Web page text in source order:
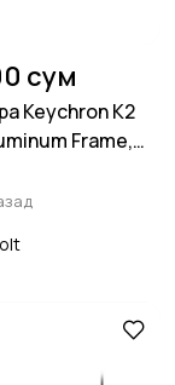
сум
Keychron K2
Frame,
RGB,